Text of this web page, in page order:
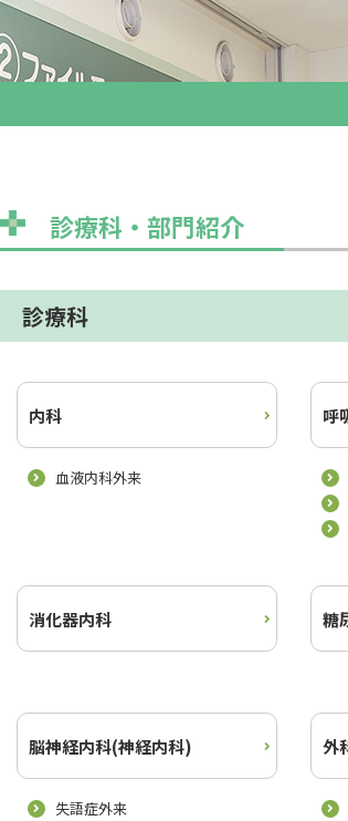
診療科・部門紹介
診療科
内科
血液内科外来
呼
消化器内科 糖
脳神経内科(神経内科)
失語症外来
外